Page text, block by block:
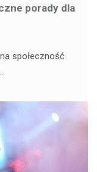
porady dla
społeczność